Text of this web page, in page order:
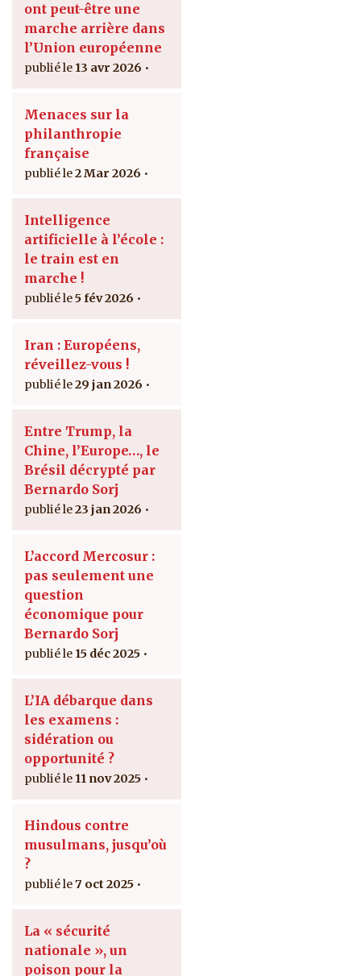
ont peut-être une
marche arrière dans
l’Union européenne
13 avr 2026
Menaces sur la
philanthropie
française
2 Mar 2026
Intelligence
artificielle à l’école :
le train est en
marche !
5 fév 2026
Iran : Européens,
réveillez-vous !
29 jan 2026
Entre Trump, la
Chine, l’Europe…, le
Brésil décrypté par
Bernardo Sorj
23 jan 2026
L’accord Mercosur :
pas seulement une
question
économique pour
Bernardo Sorj
15 déc 2025
L’IA débarque dans
les examens :
sidération ou
opportunité ?
11 nov 2025
Hindous contre
musulmans, jusqu’où
?
7 oct 2025
La « sécurité
nationale », un
poison pour la